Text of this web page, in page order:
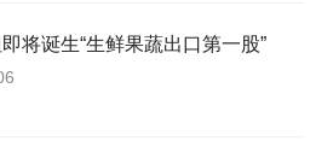
将诞生“生鲜果蔬出口第一股”